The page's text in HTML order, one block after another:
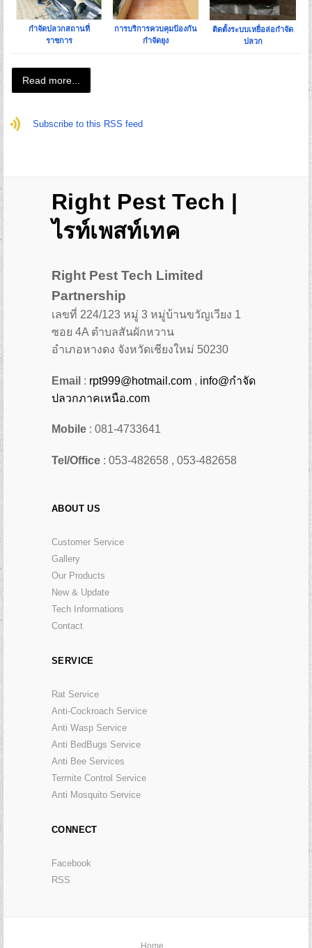
กำจัดปลวกสถานที่
ราชการ
การบริการควบคุมป้องกัน
กำจัดยุง
ติดตั้งระบบเหยื่อล่อกำจัด
ปลวก
Read more...
Subscribe to this RSS feed
Right Pest Tech |
ไรท์เพสท์เทค
Right Pest Tech Limited
Partnership
เลขที่ 224/123 หมู่ 3 หมู่บ้านขวัญเวียง 1
ซอย 4A ตำบลสันผักหวาน
อำเภอหางดง จังหวัดเชียงใหม่ 50230
Email : rpt999@hotmail.com , info@กำจัด
ปลวกภาคเหนือ.com
Mobile : 081-4733641
Tel/Office : 053-482658 , 053-482658
ABOUT US
Customer Service
Gallery
Our Products
New & Update
Tech Informations
Contact
SERVICE
Rat Service
Anti-Cockroach Service
Anti Wasp Service
Anti BedBugs Service
Anti Bee Services
Termite Control Service
Anti Mosquito Service
CONNECT
Facebook
RSS
Home